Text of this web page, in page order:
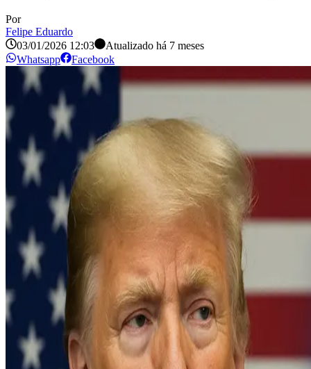
Por
Felipe Eduardo
03/01/2026 12:03
Atualizado há 7 meses
Whatsapp
Facebook